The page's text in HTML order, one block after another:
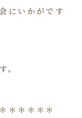
にいかがです
。
＊＊＊＊＊